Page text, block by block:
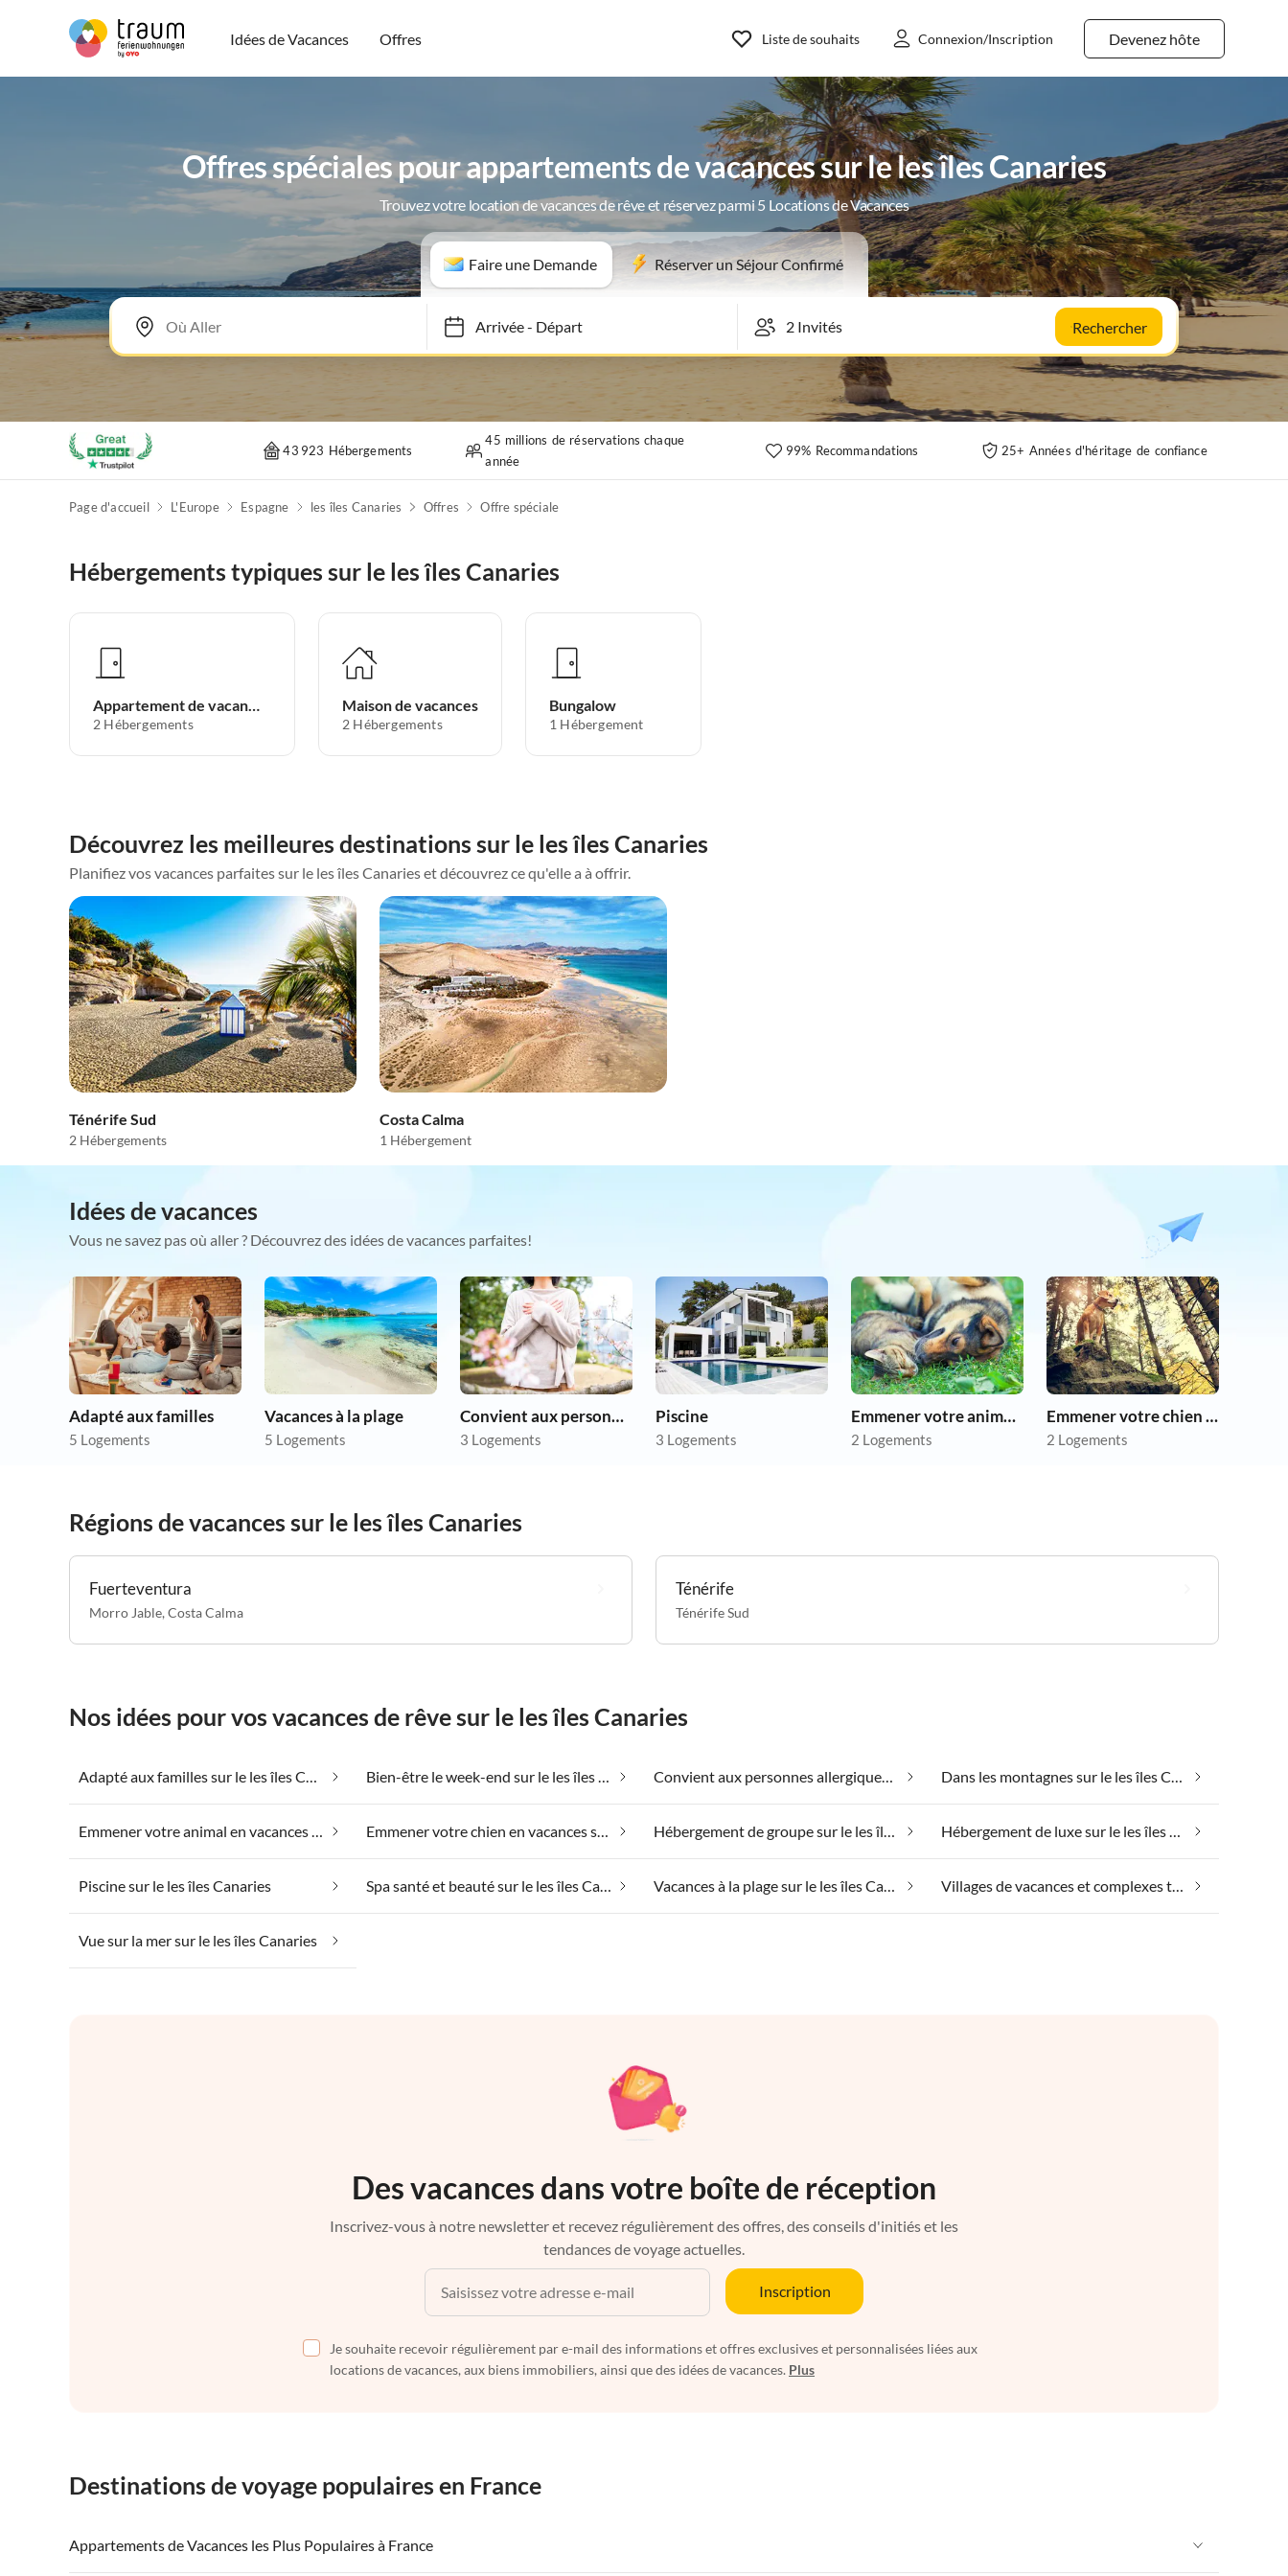
Idées de Vacances Offres Devenez hôte
Liste de souhaits Connexion/Inscription
Offres spéciales pour appartements de vacances sur le les îles Canaries
Trouvez votre location de vacances de rêve et réservez parmi 5 Locations de Vacances
Faire une Demande Réserver un Séjour Confirmé
Arrivée-Départ Rechercher
43 923 Hébergements
45 millions de réservations chaque
année
99% Recommandations 25+ Années d'héritage de confiance
Page d'accueil L'Europe Espagne les îles Canaries Offres Offre spéciale
Hébergements typiques sur le les îles Canaries
Appartement de vacances
2 Hébergements
Maison de vacances
2 Hébergements
Bungalow
1 Hébergement
Découvrez les meilleures destinations sur le les îles Canaries
Planifiez vos vacances parfaites sur le les îles Canaries et découvrez ce qu'elle a à offrir.
Ténérife Sud
2 Hébergements
Costa Calma
1 Hébergement
Idées de vacances
Vous ne savez pas où aller ? Découvrez des idées de vacances parfaites!
Adapté aux familles
5 Logements
Vacances à la plage
5 Logements
Convient aux personnes allergiques
3 Logements
Piscine
3 Logements
Emmener votre animal en vacances
2 Logements
Emmener votre chien en vacances
2 Logements
Régions de vacances sur le les îles Canaries
Fuerteventura
Morro Jable, Costa Calma
Ténérife
Ténérife Sud
Nos idées pour vos vacances de rêve sur le les îles Canaries
Adapté aux familles sur le les îles Canaries Bien-être le week-end sur le les îles Canaries Convient aux personnes allergiques sur le les îles Canaries Dans les montagnes sur le les îles Canaries
Emmener votre animal en vacances sur le les îles Canaries Emmener votre chien en vacances sur le les îles Canaries Hébergement de groupe sur le les îles Canaries Hébergement de luxe sur le les îles Canaries
Piscine sur le les îles Canaries Spa santé et beauté sur le les îles Canaries Vacances à la plage sur le les îles Canaries Villages de vacances et complexes touristiques sur le les îles Canaries
Vue sur la mer sur le les îles Canaries
Des vacances dans votre boîte de réception
Inscrivez-vous à notre newsletter et recevez régulièrement des offres, des conseils d'initiés et les
tendances de voyage actuelles.
Inscription
Je souhaite recevoir régulièrement par e-mail des informations et offres exclusives et personnalisées liées aux
locations de vacances, aux biens immobiliers, ainsi que des idées de vacances. Plus
Destinations de voyage populaires en France
Appartements de Vacances les Plus Populaires à France